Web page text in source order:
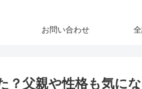
お問い合わせ
？父親や性格も気に